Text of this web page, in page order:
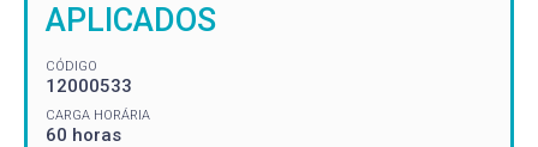
APLICADOS
CÓDIGO
12000533
CARGA HORÁRIA
60 horas